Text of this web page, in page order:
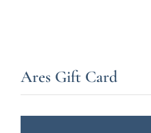
Ares Gift Card